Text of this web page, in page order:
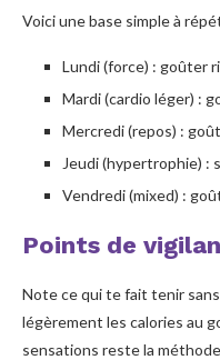
Voici une base simple à
Lundi (force) : goûter
Mardi (cardio léger) :
Mercredi (repos) :
Jeudi (hypertrophie) :
Vendredi (mixed) :
Points de
Note ce qui te fait tenir
légèrement les calories au
sensations reste la